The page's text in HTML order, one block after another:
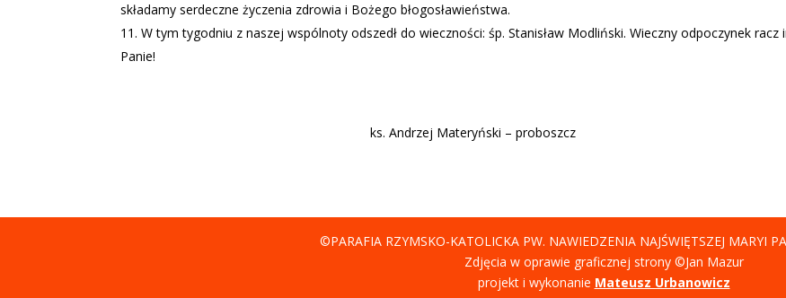
składamy serdeczne życzenia zdrowia i Bożego błogosławieństwa.
W tym tygodniu z naszej wspólnoty odszedł do wieczności: śp. Stanisław Modliński. Wieczny odpoczynek racz
Panie!
ks. Andrzej Materyński – proboszcz
©PARAFIA RZYMSKO-KATOLICKA PW. NAWIEDZENIA NAJŚWIĘTSZEJ MARYI
Zdjęcia w oprawie graficznej strony ©Jan Mazur
projekt i wykonanie Mateusz Urbanowicz